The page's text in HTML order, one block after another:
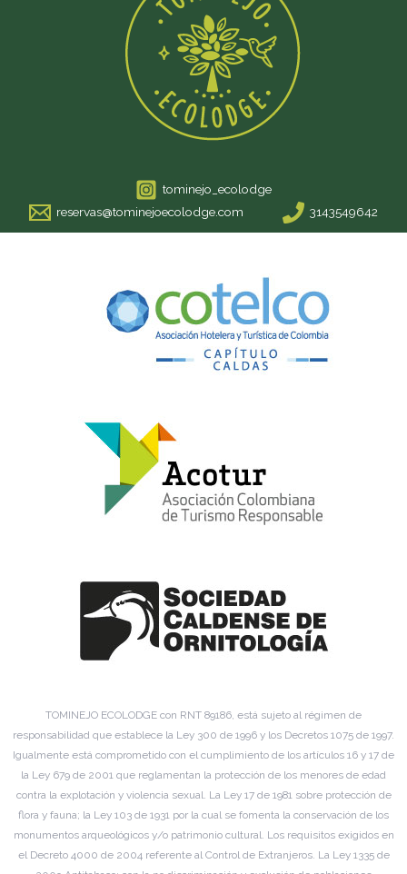
tominejo_ecolodge
reservas@tominejoecolodge.com
3143549642
TOMINEJO ECOLODGE con RNT 89186, está sujeto al régimen de
responsabilidad que establece la Ley 300 de 1996 y los Decretos 1075 de 1997.
Igualmente está comprometido con el cumplimiento de los artículos 16 y 17 de
la Ley 679 de 2001 que reglamentan la protección de los menores de edad
contra la explotación y violencia sexual. La Ley 17 de 1981 sobre protección de
flora y fauna; la Ley 103 de 1931 por la cual se fomenta la conservación de los
monumentos arqueológicos y/o patrimonio cultural. Los requisitos exigidos en
el Decreto 4000 de 2004 referente al Control de Extranjeros. La Ley 1335 de